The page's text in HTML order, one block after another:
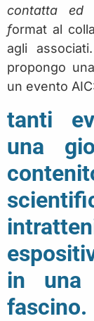
contatta ed
format al
agli
propongo
un evento
tanti
una
in una
fascino.